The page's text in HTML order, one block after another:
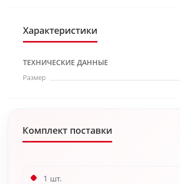
Характеристики
ТЕХНИЧЕСКИЕ ДАННЫЕ
Размер
Комплект поставки
1 шт.